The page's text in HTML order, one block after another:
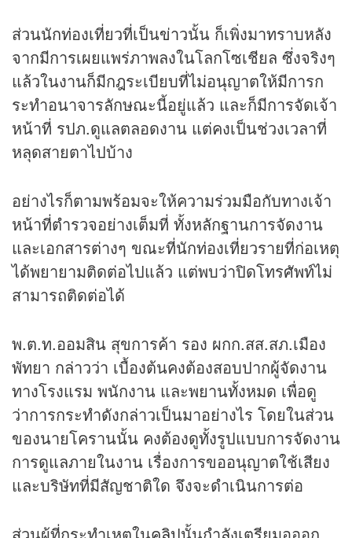
ส่วนนักท่องเที่ยวที่เป็นข่าวนั้น ก็เพิ่งมาทราบหลัง
จากมีการเผยแพร่ภาพลงในโลกโซเชียล ซึ่งจริงๆ
แล้วในงานก็มีกฎระเบียบที่ไม่อนุญาตให้มีการก
ระทำอนาจารลักษณะนี้อยู่แล้ว และก็มีการจัดเจ้า
หน้าที่ รปภ.ดูแลตลอดงาน แต่คงเป็นช่วงเวลาที่
หลุดสายตาไปบ้าง
อย่างไรก็ตามพร้อมจะให้ความร่วมมือกับทางเจ้า
หน้าที่ตำรวจอย่างเต็มที่ ทั้งหลักฐานการจัดงาน
และเอกสารต่างๆ ขณะที่นักท่องเที่ยวรายที่ก่อเหตุ
ได้พยายามติดต่อไปแล้ว แต่พบว่าปิดโทรศัพท์ไม่
สามารถติดต่อได้
พ.ต.ท.ออมสิน สุขการค้า รอง ผกก.สส.สภ.เมือง
พัทยา กล่าวว่า เบื้องต้นคงต้องสอบปากผู้จัดงาน
ทางโรงแรม พนักงาน และพยานทั้งหมด เพื่อดู
ว่าการกระทำดังกล่าวเป็นมาอย่างไร โดยในส่วน
ของนายโครานนั้น คงต้องดูทั้งรูปแบบการจัดงาน
การดูแลภายในงาน เรื่องการขออนุญาตใช้เสียง
และบริษัทที่มีสัญชาติใด จึงจะดำเนินการต่อ